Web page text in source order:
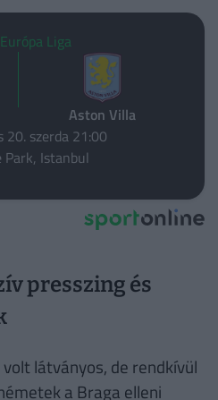
Liga
Aston Villa
20. szerda 21:00
Park, Istanbul
presszing és
látványos, de rendkívül
a Braga elleni